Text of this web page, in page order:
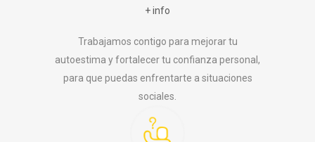
+ info
Trabajamos contigo para mejorar tu
autoestima y fortalecer tu confianza personal,
para que puedas enfrentarte a situaciones
sociales.